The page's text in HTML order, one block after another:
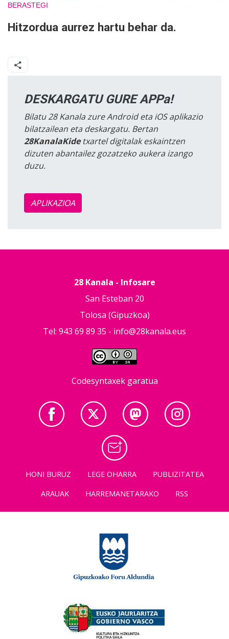
BERASTEGI
Hitzordua aurrez hartu behar da.
DESKARGATU GURE APPa!
Bilatu 28 Kanala zure Android eta iOS aplikazio
bilatzailean eta deskargatu. Bertan
28KanalaKidetxartel digitalak eskaintzen
dizuten abantailez gozatzeko aukera izango
duzu.
APLIKAZIOA
28 Kanala - Infosare
San Esteban 20
Tolosa (Gipuzkoa)
Tel: 943 69 89 35 - info@28kanala.eus
Codesyntaxek garatua
HONI BURUZ LEGE OHARRA
PUBLIZITATEA
ARAUAK
HARREMANETARAKO RSS